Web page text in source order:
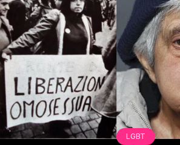
LGBT